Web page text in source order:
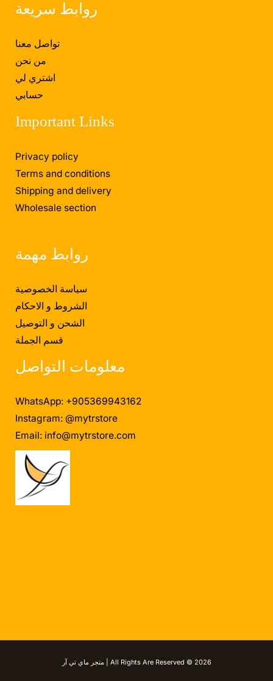
روابط سريعة
تواصل معنا
من نحن
اشتري لي
حسابي
Important Links
Privacy policy
Terms and conditions
Shipping and delivery
Wholesale section
روابط مهمة
سياسة الخصوصية
الشروط و الاحكام
الشحن و التوصيل
قسم الجملة
معلومات التواصل
WhatsApp: +905369943162
Instagram: @mytrstore
Email: info@mytrstore.com
All Rights Are Reserved © 2026 | متجر ماي تي آر